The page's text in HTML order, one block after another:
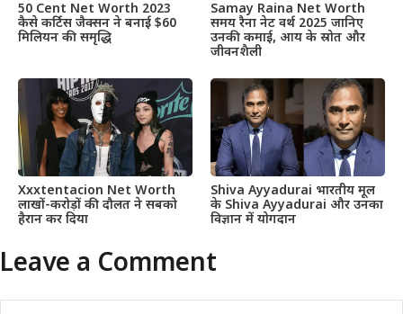
50 Cent Net Worth 2023
कैसे कर्टिस जैक्सन ने बनाई $60
मिलियन की समृद्धि
Samay Raina Net Worth
समय रैना नेट वर्थ 2025 जानिए
उनकी कमाई, आय के स्रोत और
जीवनशैली
Xxxtentacion Net Worth
लाखों-करोड़ों की दौलत ने सबको
हैरान कर दिया
Shiva Ayyadurai भारतीय मूल
के Shiva Ayyadurai और उनका
विज्ञान में योगदान
Leave a Comment